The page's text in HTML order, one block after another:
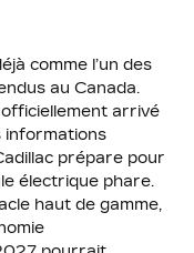
comme l’un des
au Canada.
officiellement arrivé
informations
prépare pour
électrique phare.
haut de gamme,